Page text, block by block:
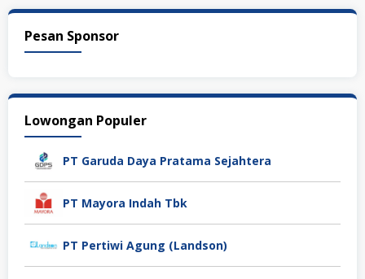
Pesan Sponsor
Lowongan Populer
PT Garuda Daya Pratama Sejahtera
PT Mayora Indah Tbk
PT Pertiwi Agung (Landson)